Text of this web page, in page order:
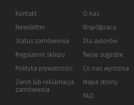
Kontakt
Newsletter
Status zamówienia
Regulamin sklepu
Polityka prywatności (Nowe
(Link
innej
Zwrot lub reklamacja
zamówienia
O nas
Współpraca
Dla autorów(Nowe
(Link
innej
strony)
Twoje sugestie
Co nas wyróżnia
Mapa strony
FAQ